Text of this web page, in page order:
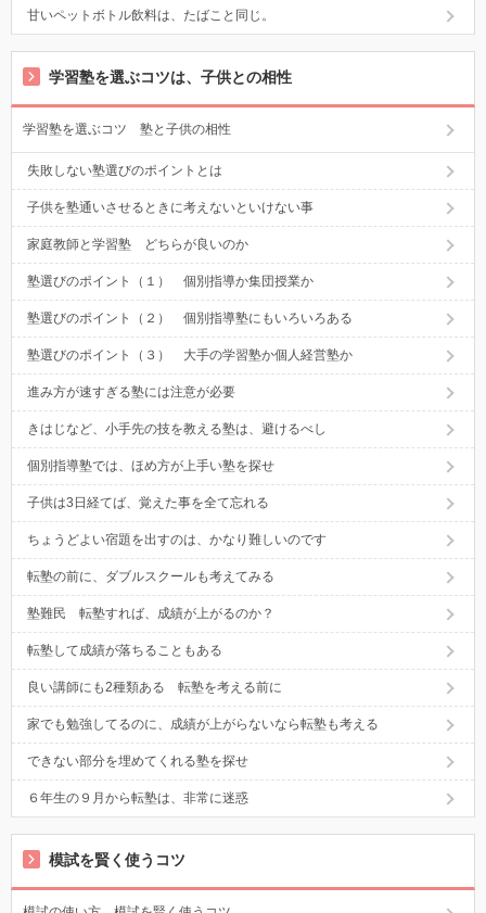
甘いペットボトル飲料は、たばこと同じ。
学習塾を選ぶコツは、子供との相性
学習塾を選ぶコツ 塾と子供の相性
失敗しない塾選びのポイントとは
子供を塾通いさせるときに考えないといけない事
家庭教師と学習塾 どちらが良いのか
塾選びのポイント（１） 個別指導か集団授業か
塾選びのポイント（２） 個別指導塾にもいろいろある
塾選びのポイント（３） 大手の学習塾か個人経営塾か
進み方が速すぎる塾には注意が必要
きはじなど、小手先の技を教える塾は、避けるべし
個別指導塾では、ほめ方が上手い塾を探せ
子供は3日経てば、覚えた事を全て忘れる
ちょうどよい宿題を出すのは、かなり難しいのです
転塾の前に、ダブルスクールも考えてみる
塾難民 転塾すれば、成績が上がるのか？
転塾して成績が落ちることもある
良い講師にも2種類ある 転塾を考える前に
家でも勉強してるのに、成績が上がらないなら転塾も考える
できない部分を埋めてくれる塾を探せ
６年生の９月から転塾は、非常に迷惑
模試を賢く使うコツ